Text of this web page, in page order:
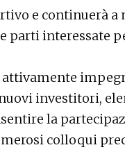
e continuerà a
parti interessate
investitori,
la
colloqui